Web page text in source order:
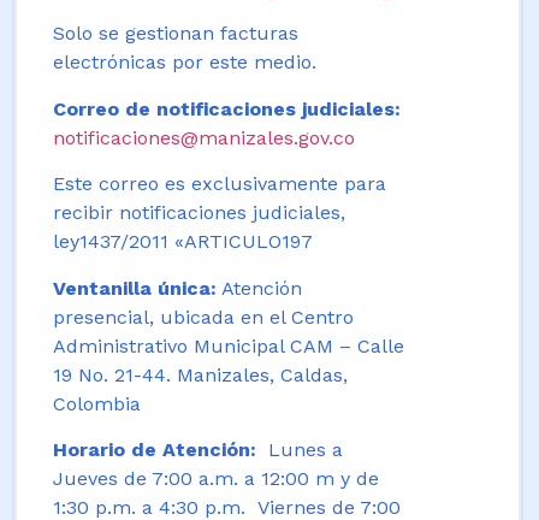
Solo se gestionan facturas
electrónicas por este medio.
Correo de notificaciones judiciales:
notificaciones@manizales.gov.co
Este correo es exclusivamente para
recibir notificaciones judiciales,
ley1437/2011 «ARTICULO197
Ventanilla única: Atención
presencial, ubicada en el Centro
Administrativo Municipal CAM – Calle
19 No. 21-44. Manizales, Caldas,
Colombia
Horario de Atención:
Lunes a
Jueves de 7:00 a.m. a 12:00 m y de
1:30 p.m. a 4:30 p.m. Viernes de 7:00